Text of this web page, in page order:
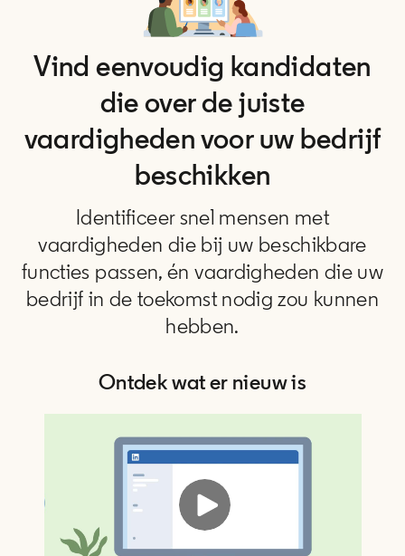
Vind eenvoudig kandidaten
die over de juiste
vaardigheden voor uw bedrijf
beschikken
Identificeer snel mensen met
vaardigheden die bij uw beschikbare
functies passen, én vaardigheden die uw
bedrijf in de toekomst nodig zou kunnen
hebben.
Ontdek wat er nieuw is